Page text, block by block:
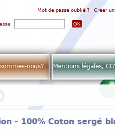
Mot de passe oublié ? Créer
nous? Mentions légales,
- 100% Coton sergé